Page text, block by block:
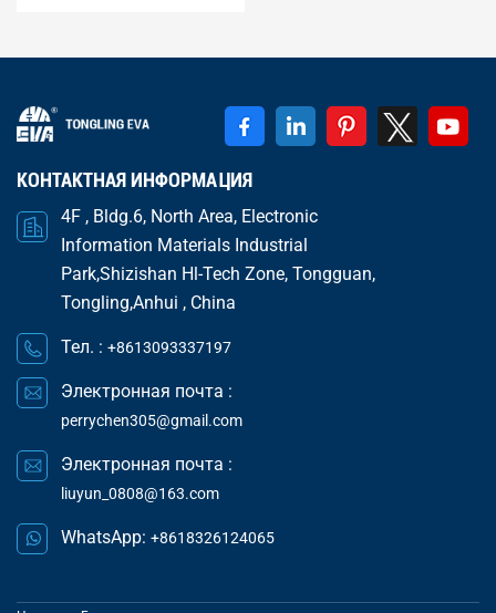
КОНТАКТНАЯ ИНФОРМАЦИЯ
4F , Bldg.6, North Area, Electronic
Information Materials Industrial
Park,Shizishan Hl-Tech Zone, Tongguan,
Tongling,Anhui , China
Тел. : +8613093337197
Электронная почта :
perrychen305@gmail.com
Электронная почта :
liuyun_0808@163.com
WhatsApp: +8618326124065